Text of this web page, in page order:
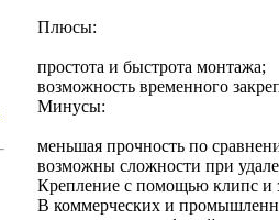
Плюсы:
простота и быстрота монтажа;
возможность временного
Минусы:
меньшая прочность по
возможны сложности при
Крепление с помощью клипс и
В коммерческих и